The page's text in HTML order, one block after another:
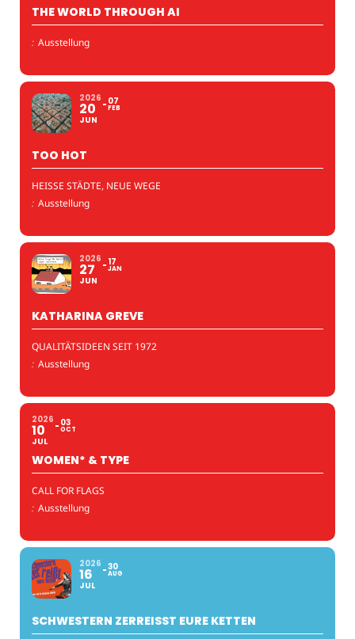
THE WORLD THROUGH AI
: Ausstellung
2026
20
JUN
07
FEB
TOO HOT
HEISSE STÄDTE, NEUE WEGE
: Ausstellung
2026
27
JUN
17
JAN
KATHARINA GREVE
QUALITÄTSIDEEN SEIT 1972
: Ausstellung
2026
10
JUL
03
OCT
WOMEN* & TYPE
CALL FOR FLAGS
: Ausstellung
2026
16
JUL
30
AUG
SCHWESTERN ZERREISST EURE KETTEN